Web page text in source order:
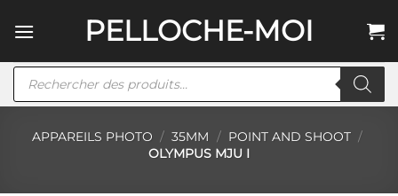
au
PELLOCHE-MOI
Recherche
APPAREILS PHOTO / 35MM / POINT AND SHOOT /
OLYMPUS MJU I